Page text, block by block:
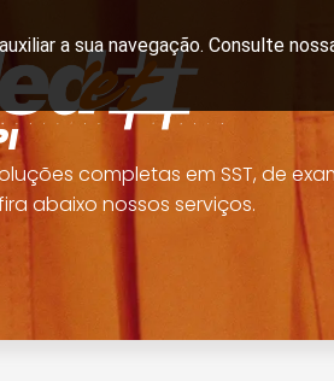
completas em SST, de
abaixo nossos serviços.
a sua navegação. Consulte